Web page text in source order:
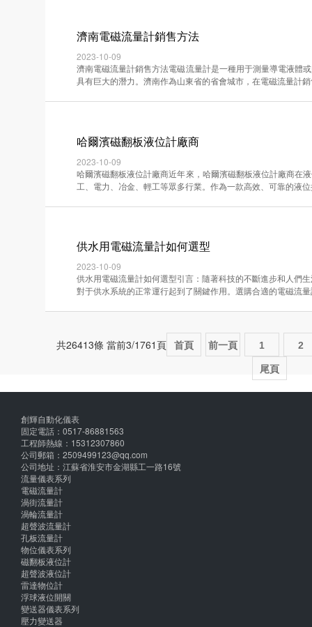
濟南電磁流量計銷售方法
2023-10-09
濟南電磁流量計銷售方法電磁流量計是一種用于測量導電液體
具有巨大的潛力。濟南作為山東省的省會城市，在電磁流量計銷
哈爾濱磁翻板液位計廠商
2023-10-09
哈爾濱磁翻板液位計廠商近年來，哈爾濱磁翻板液位計廠商在
工、電力、冶金、輕工等眾多行業。作為一款高效、可靠的液位
供水用電磁流量計如何選型
2023-10-09
供水用電磁流量計如何選型引言：隨著科技的不斷進步和人們
對于供水系統的正常運行起到了關鍵作用。選購合適的電磁流量
共26413條 當前3/1761頁 首頁 前一頁 1 2
尾頁
創輝自動化儀表
固定電話：0517-86881563
工程師熱線：15312307860
公司郵箱：2509499123@qq.com
公司地址：江蘇省淮安市金湖縣工一路16號
流量儀表系列
電磁流量計
渦街流量計
渦輪流量計
超聲波流量計
孔板流量計
物位儀表系列
磁翻板液位計
超聲波液位計
雷達物位計
浮球液位開關
變送器儀表系列
壓力變送器